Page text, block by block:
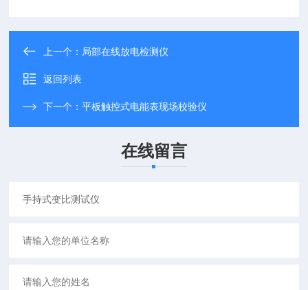
上一个： 局部在线放电检测仪
返回列表
下一个：平板触控式电能表现场校验仪
在线留言